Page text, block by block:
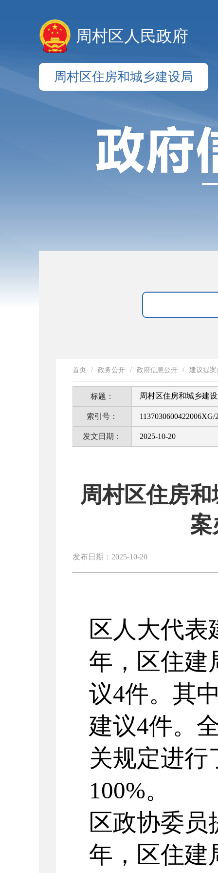
周村区人民政府
周村区住房和城乡建设局
首页 / 政务公开 / 政府信息公开 / 建议提案
标题： 周村区住房和城乡建
索引号： 1137030600422006XG/
发文日期： 2025-10-20
周村区住房
案
发布日期：2025-10-20
区人大代表
年，区住建
议4件。其
建议4件。
关规定进行
100%。
区政协委员
年，区住建